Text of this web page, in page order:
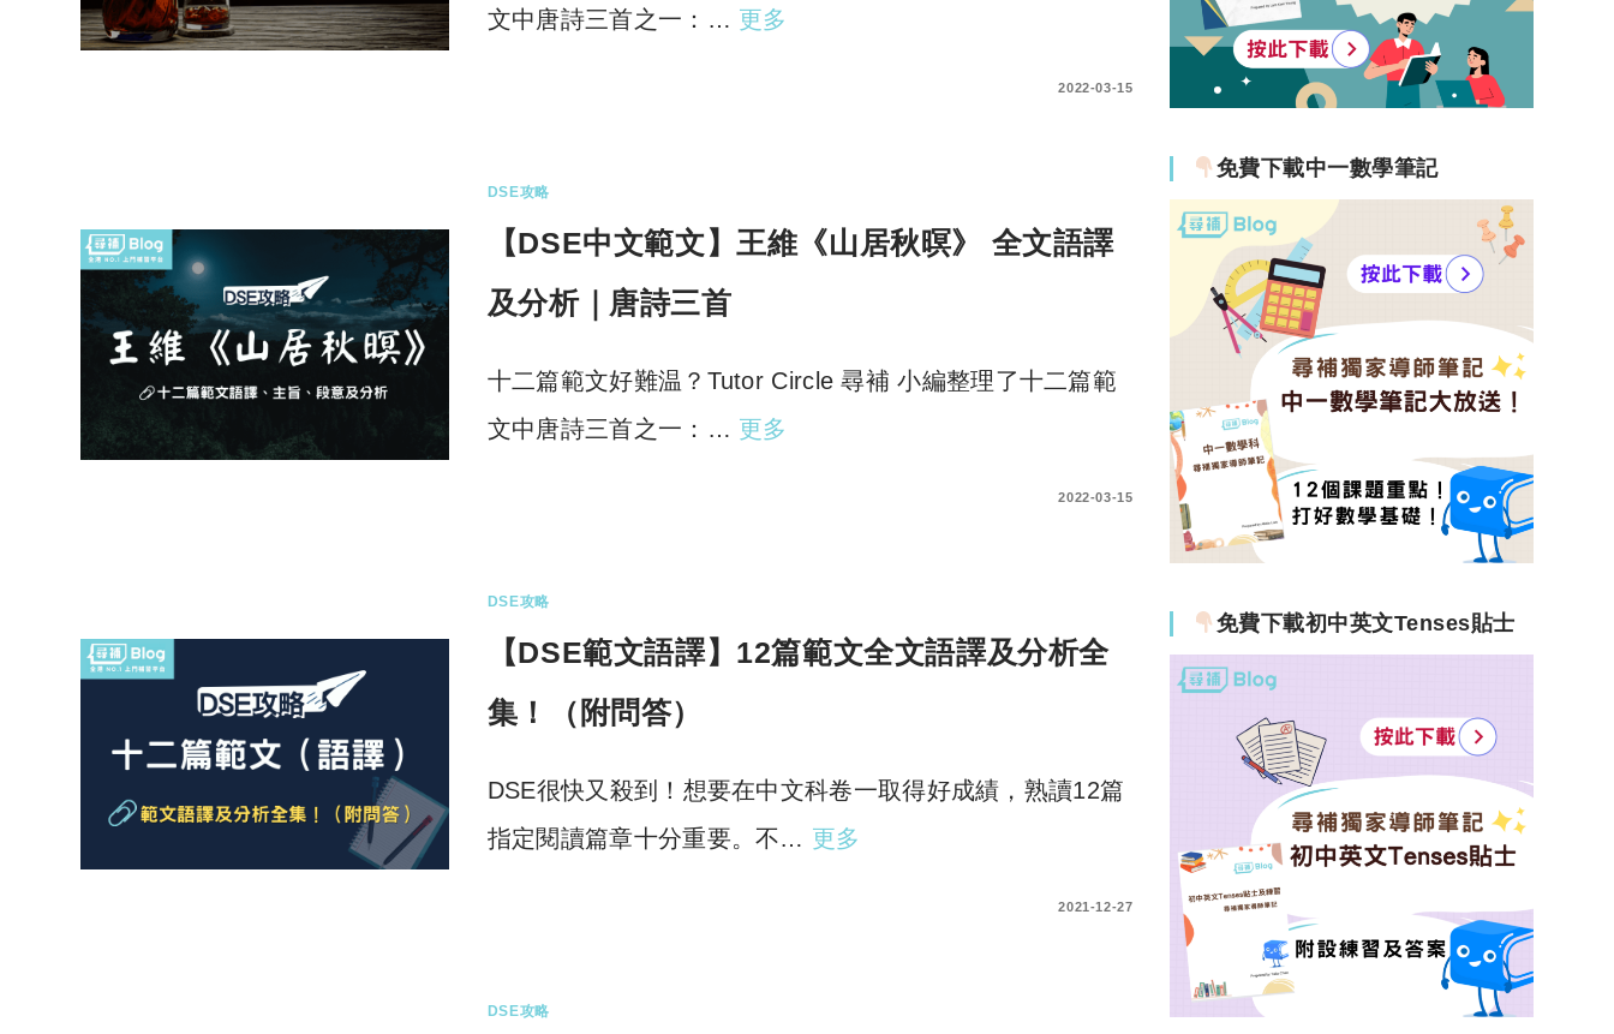
文中唐詩三首之一：… 更多
2022-03-15
DSE攻略
【DSE中文範文】王維《山居秋暝》 全文語譯
及分析｜唐詩三首
十二篇範文好難温？Tutor Circle 尋補 小編整理了十二篇範
文中唐詩三首之一：… 更多
2022-03-15
DSE攻略
【DSE範文語譯】12篇範文全文語譯及分析全
集！（附問答）
DSE很快又殺到！想要在中文科卷一取得好成績，熟讀12篇
指定閱讀篇章十分重要。不… 更多
2021-12-27
DSE攻略
免費下載中一數學筆記
免費下載初中英文Tenses貼士